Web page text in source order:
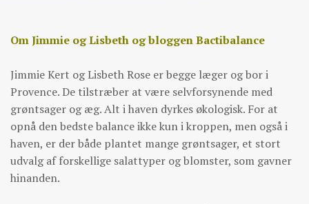
Om Jimmie og Lisbeth og bloggen Bactibalance
Jimmie Kert og Lisbeth Rose er begge læger og bor i
Provence. De tilstræber at være selvforsynende med
grøntsager og æg. Alt i haven dyrkes økologisk. For at
opnå den bedste balance ikke kun i kroppen, men også i
haven, er der både plantet mange grøntsager, et stort
udvalg af forskellige salattyper og blomster, som gavner
hinanden.